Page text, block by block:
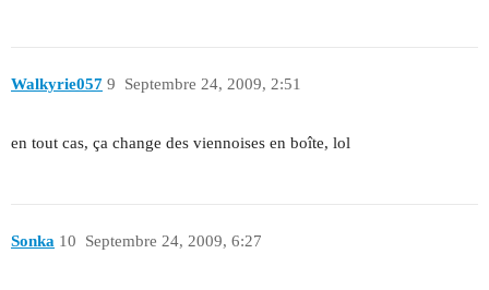
Walkyrie057 Septembre 24, 2009, 2:51
9
en tout cas, ça change des viennoises en boîte, lol
Sonka Septembre 24, 2009, 6:27
10